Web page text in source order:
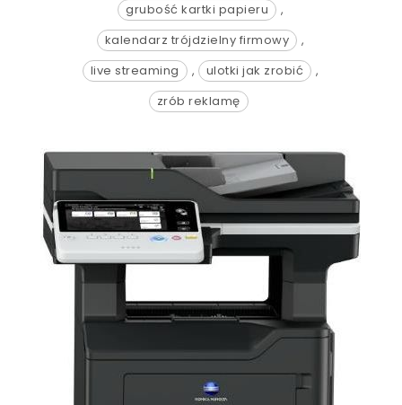
grubość kartki papieru
,
kalendarz trójdzielny firmowy
,
live streaming
, ulotki jak zrobić
,
zrób reklamę